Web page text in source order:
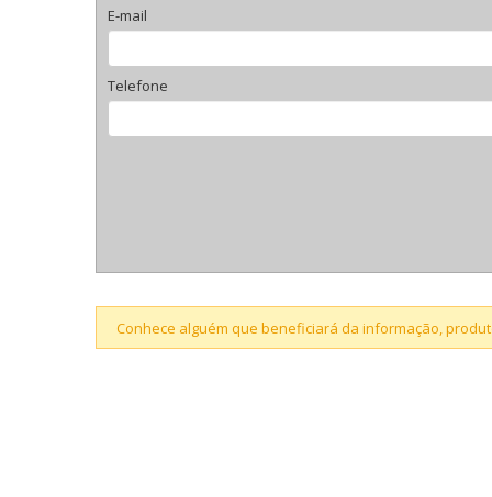
E-mail
Telefone
Conhece alguém que beneficiará da informação,